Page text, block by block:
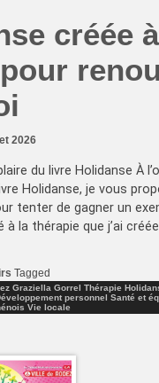
créée à
2026
du livre Holidanse À
Holidanse, je vous
tenter de gagner un
la thérapie que j’ai
Tagged
Graziella Gorrel Thérapie
personnel Santé et
Vie locale